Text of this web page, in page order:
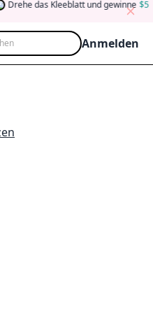
das Kleeblatt und gewinne 5
Anmelden